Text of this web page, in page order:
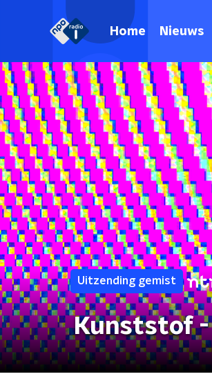
Home Nieuws
Uitzending gemist
Kunststof -